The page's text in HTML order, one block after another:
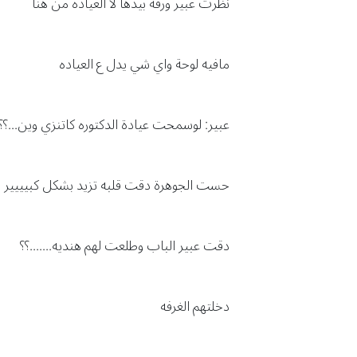
مافيه لوحة واي شي يدل ع العياده
عبير: لوسمحت عيادة الدكتوره كاتنزي
حست الجوهرة دقت قلبه تزيد بشكل كبيييير
دقت عبير الباب وطلعت لهم هنديه.......؟؟
دخلتهم الغرفه